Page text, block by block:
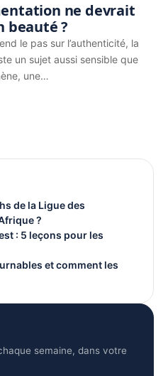
ne devrait
beauté ?
le pas sur l’authenticité, la
un sujet aussi sensible que
une…
de la Ligue des
?
: 5 leçons pour les
et comment les
semaine, dans votre